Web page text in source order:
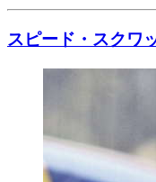
スピード・スクワ